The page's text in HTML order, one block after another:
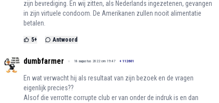
zijn bevrediging. En wij zitten, als Nederlands ingezetenen, gevangen
in zijn virtuele condoom. De Amerikanen zullen nooit alimentatie
betalen.
5+ Antwoord
dumbfarmer 18 augustus 2022 om 19:47 + 112601
En wat verwacht hij als resultaat van zijn bezoek en de vragen
eigenlijk precies??
Alsof die verrotte corrupte club er van onder de indruk is en dan